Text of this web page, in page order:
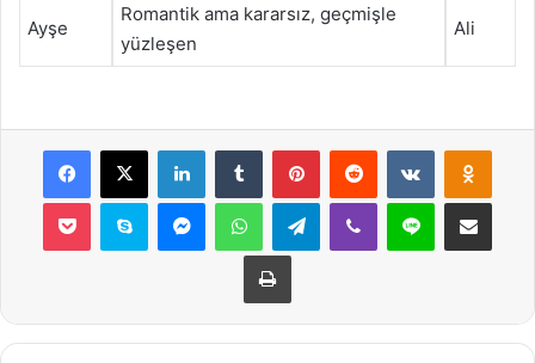
Ayşe
Romantik ama kararsız, geçmişle
yüzleşen
Ali
Facebook
X LinkedInTumblr PinterestReddit VKontakte
Pocket Skype MessengerWhatsAppTelegramViber Line E-Posta ile
Yazdır